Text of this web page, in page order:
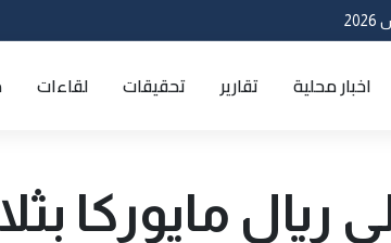
اخبار محلية تقارير تحقيقات لقاءات
مايوركا